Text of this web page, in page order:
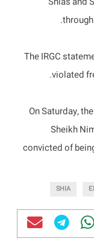
The IRGC
violated
On Saturday,
Sheikh
convicted of
SHIA